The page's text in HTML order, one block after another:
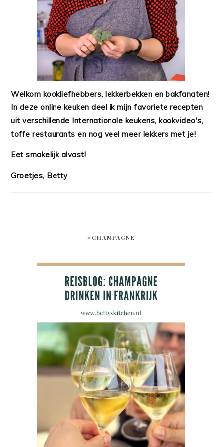
Welkom kookliefhebbers, lekkerbekken en bakfanaten!
In deze online keuken deel ik mijn favoriete recepten
uit verschillende Internationale keukens, kookvideo's,
toffe restaurants en nog veel meer lekkers met je!
Eet smakelijk alvast!
Groetjes, Betty
#CHAMPAGNE